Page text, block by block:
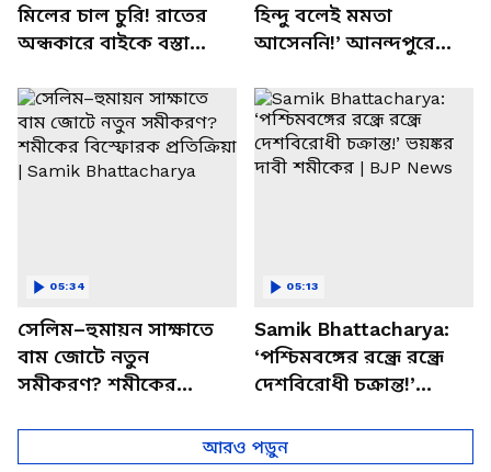
মিলের চাল চুরি! রাতের
অন্ধকারে বাইকে বস্তা
চত্বরে তাণ্ডব
হিন্দু বলেই মমতা
আসেননি!’ আনন্দপুরে
খোলসা করলেন শুভেন্দু
সেলিম–হুমায়ন সাক্ষাতে
বাম জোটে নতুন
সমীকরণ? শমীকের
Samik Bhattacharya
05:34
Samik Bhattacharya:
‘পশ্চিমবঙ্গের রন্ধ্রে রন্ধ্রে
দেশবিরোধী চক্রান্ত!’
BJP News
05:13
আরও পড়ুন